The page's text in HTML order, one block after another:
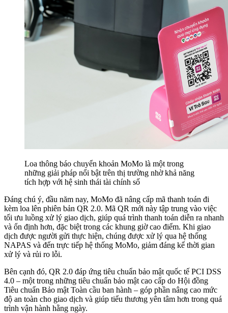
Loa thông báo chuyển khoản MoMo là một trong
những giải pháp nổi bật trên thị trường nhờ khả năng
tích hợp với hệ sinh thái tài chính số
Đáng chú ý, đầu năm nay, MoMo đã nâng cấp mã thanh toán đi
kèm loa lên phiên bản QR 2.0. Mã QR mới này tập trung vào việc
tối ưu luồng xử lý giao dịch, giúp quá trình thanh toán diễn ra nhanh
và ổn định hơn, đặc biệt trong các khung giờ cao điểm. Khi giao
dịch được người gửi thực hiện, chúng được xử lý qua hệ thống
NAPAS và đến trực tiếp hệ thống MoMo, giảm đáng kể thời gian
xử lý và rủi ro lỗi.
Bên cạnh đó, QR 2.0 đáp ứng tiêu chuẩn bảo mật quốc tế PCI DSS
4.0 – một trong những tiêu chuẩn bảo mật cao cấp do Hội đồng
Tiêu chuẩn Bảo mật Toàn cầu ban hành – góp phần nâng cao mức
độ an toàn cho giao dịch và giúp tiểu thương yên tâm hơn trong quá
trình vận hành hằng ngày.